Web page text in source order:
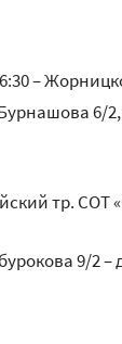
–
6/
тр. СОТ
9/2